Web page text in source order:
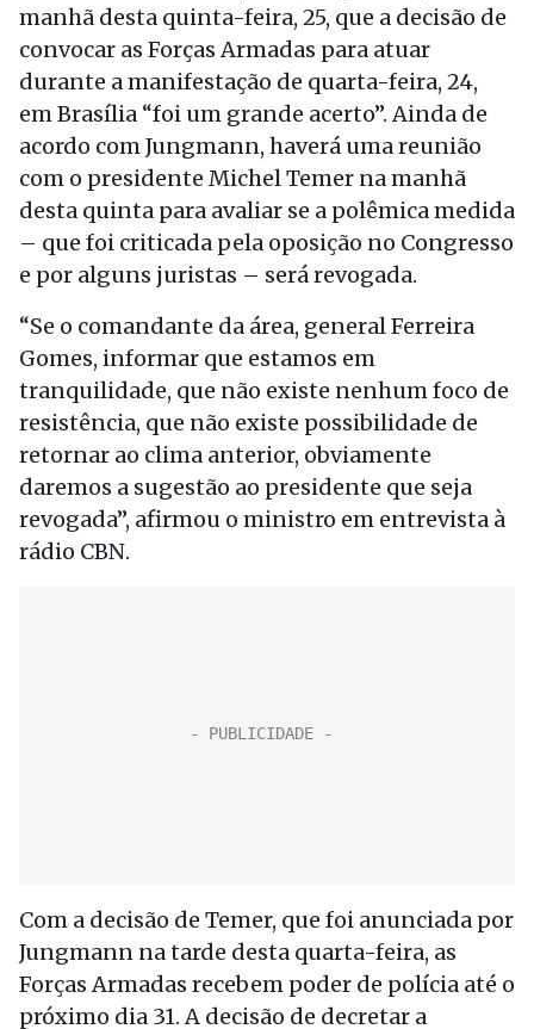
manhã desta quinta-feira, 25, que a decisão de
convocar as Forças Armadas para atuar
durante a manifestação de quarta-feira, 24,
em Brasília “foi um grande acerto”. Ainda de
acordo com Jungmann, haverá uma reunião
com o presidente Michel Temer na manhã
desta quinta para avaliar se a polêmica medida
– que foi criticada pela oposição no Congresso
e por alguns juristas – será revogada.
“Se o comandante da área, general Ferreira
Gomes, informar que estamos em
tranquilidade, que não existe nenhum foco de
resistência, que não existe possibilidade de
retornar ao clima anterior, obviamente
daremos a sugestão ao presidente que seja
revogada”, afirmou o ministro em entrevista à
rádio CBN.
Com a decisão de Temer, que foi anunciada por
Jungmann na tarde desta quarta-feira, as
Forças Armadas recebem poder de polícia até o
próximo dia 31. A decisão de decretar a